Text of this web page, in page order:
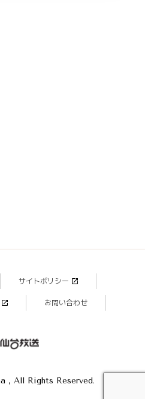
サイトポリシー
お問い合わせ
, All Rights Reserved.